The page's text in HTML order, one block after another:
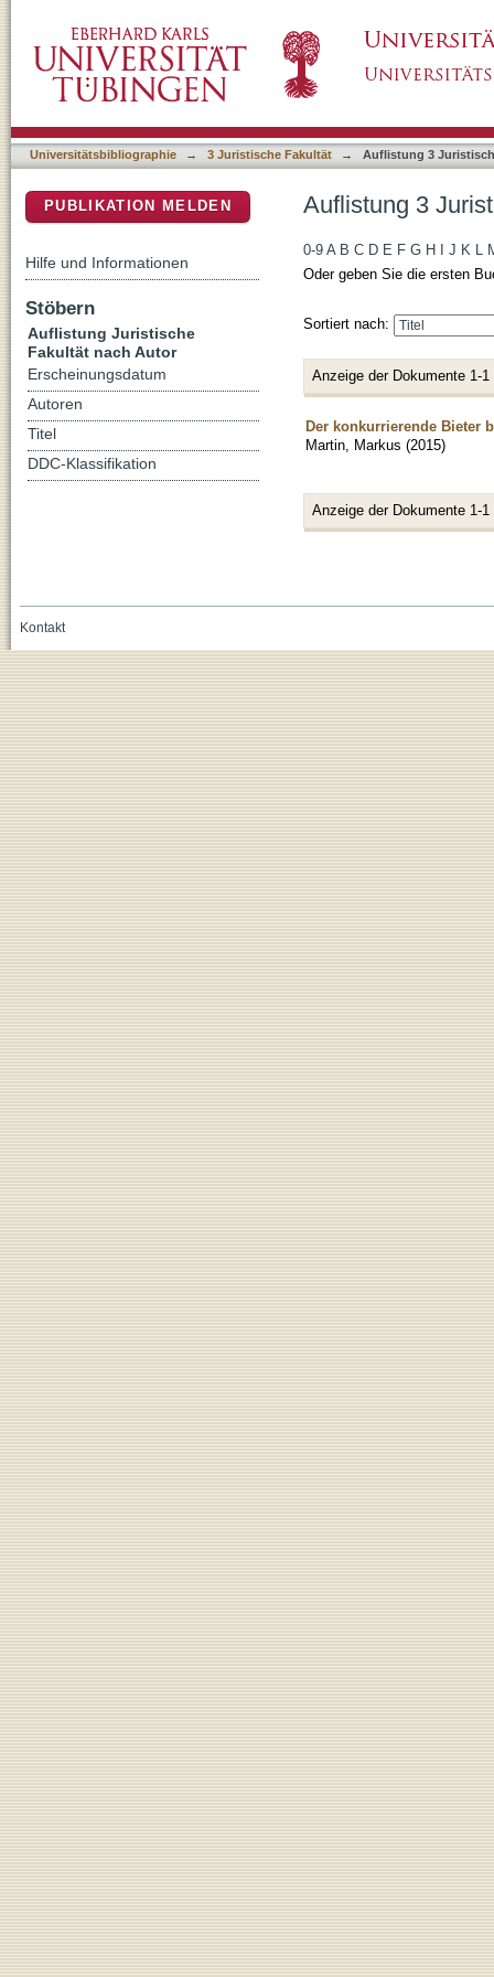
Universitätsbibliographie → 3 Juristische Fakultät → Auflistung 3
Auflistung 3
0-9 A B C D E F G H J K L
Oder geben Sie die ersten
Sortiert nach:
Anzeige der Dokumente 1-1
Der konkurrierende Bieter
Martin, Markus (2015)
Anzeige der Dokumente 1-1
PUBLIKATION MELDEN
Hilfe und Informationen
Stöbern
Auflistung Juristische
Fakultät nach Autor
Erscheinungsdatum
Autoren
Titel
DDC-Klassifikation
Kontakt